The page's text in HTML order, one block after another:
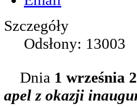
Szczegóły
Odsłony: 13003
Dnia 1 września
apel z okazji